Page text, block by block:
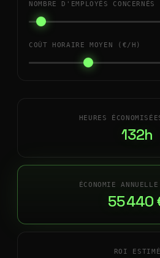
NOMBRE D'EMPLOYÉS CONCERNÉS
COÛT HORAIRE MOYEN (€/H)
HEURES
132h
ÉCONOMIE
55 440
ROI ESTIMÉ